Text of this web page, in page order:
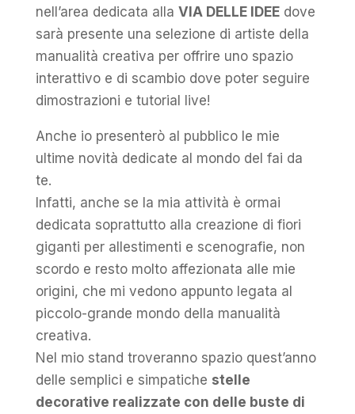
nell’area dedicata alla VIA DELLE IDEEdove
sarà presente una selezione di artiste della
manualità creativa per offrire uno spazio
interattivo e di scambio dove poter seguire
dimostrazioni e tutorial live!
Anche io presenterò al pubblico le mie
ultime novità dedicate al mondo del fai da
te.
Infatti, anche se la mia attività è ormai
dedicata soprattutto alla creazione di fiori
giganti per allestimenti e scenografie, non
scordo e resto molto affezionata alle mie
origini, che mi vedono appunto legata al
piccolo-grande mondo della manualità
creativa.
Nel mio stand troveranno spazio quest’anno
delle semplici e simpatiche stelle
decorative realizzate con delle buste di